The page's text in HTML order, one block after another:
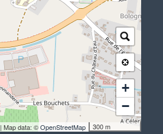
+
−
300 m
| Map data: ©OpenStreetMap